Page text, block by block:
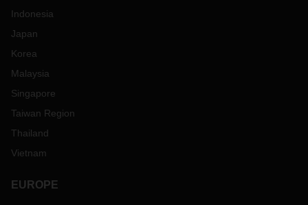
Indonesia
Japan
Korea
Malaysia
Singapore
Taiwan Region
Thailand
Vietnam
EUROPE